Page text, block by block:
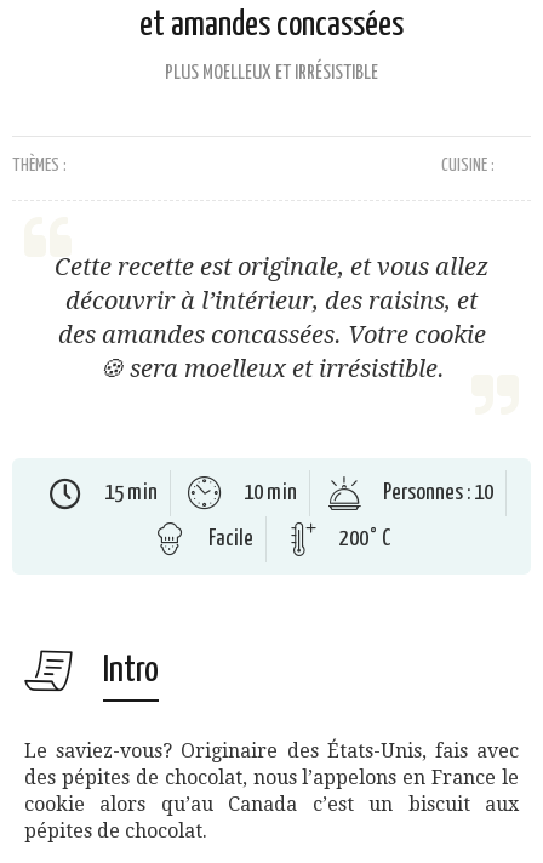
et amandes concassées
PLUS MOELLEUX ET IRRÉSISTIBLE
THÈMES : CUISINE :
Cette recette est originale, et vous allez
découvrir à l’intérieur, des raisins, et
des amandes concassées. Votre cookie
🍪 sera moelleux et irrésistible.
15 min 10 min
Personnes : 10
Facile
200° C
Intro
Le saviez-vous? Originaire des États-Unis, fais avec
des pépites de chocolat, nous l’appelons en France le
cookie alors qu’au Canada c’est un biscuit aux
pépites de chocolat.